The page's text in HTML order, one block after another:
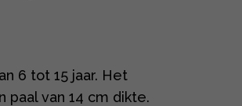
6 tot 15 jaar. Het
van 14 cm dikte.